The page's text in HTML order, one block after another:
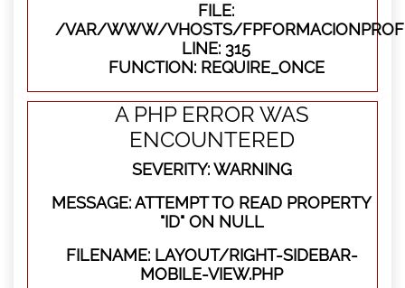
FILE:
/VAR/WWW/VHOSTS/
LINE: 315
FUNCTION: REQUIRE_ONCE
A PHP ERROR WAS
ENCOUNTERED
SEVERITY: WARNING
MESSAGE: ATTEMPT TO READ PROPERTY
"ID" ON NULL
FILENAME: LAYOUT/RIGHT-SIDEBAR-
MOBILE-VIEW.PHP